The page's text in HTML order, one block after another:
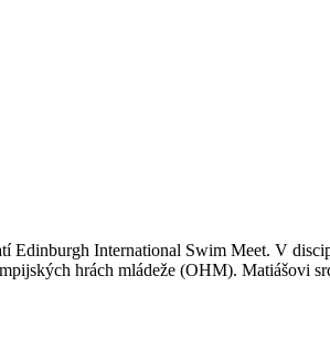
Edinburgh International Swim Meet. V
hrách mládeže (OHM). Matiášovi